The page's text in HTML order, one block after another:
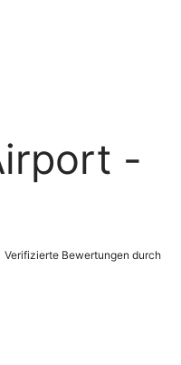
-
Verifizierte Bewertungen durch